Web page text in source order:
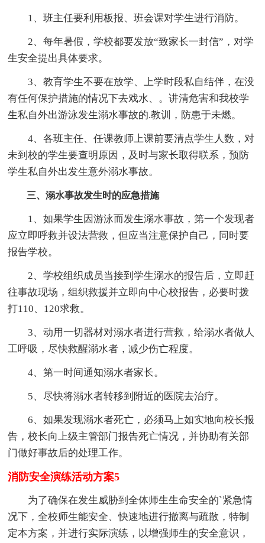
1、班主任要利用板报、班会课对学生进行消防。
2、每年暑假，学校都要发放“致家长一封信”，对学
生安全提出具体要求。
3、教育学生不要在放学、上学时段私自结伴，在没
有任何保护措施的情况下去戏水、。讲清危害和我校学
生私自外出游泳发生溺水事故的.教训，防患于未燃。
4、各班主任、任课教师上课前要清点学生人数，对
未到校的学生要查明原因，及时与家长取得联系，预防
学生私自外出发生意外溺水事故。
三、溺水事故发生时的应急措施
1、如果学生因游泳而发生溺水事故，第一个发现者
应立即呼救并设法营救，但应当注意保护自己，同时要
报告学校。
2、学校组织成员当接到学生溺水的报告后，立即赶
往事故现场，组织救援并立即向中心校报告，必要时拨
打110、120求救。
3、动用一切器材对溺水者进行营救，给溺水者做人
工呼吸，尽快救醒溺水者，减少伤亡程度。
4、第一时间通知溺水者家长。
5、尽快将溺水者转移到附近的医院去治疗。
6、如果发现溺水者死亡，必须马上如实地向校长报
告，校长向上级主管部门报告死亡情况，并协助有关部
门做好事故后的处理工作。
消防安全演练活动方案5
为了确保在发生威胁到全体师生生命安全的`紧急情
况下，全校师生能安全、快速地进行撤离与疏散，特制
定本方案，并进行实际演练，以增强师生的安全意识，